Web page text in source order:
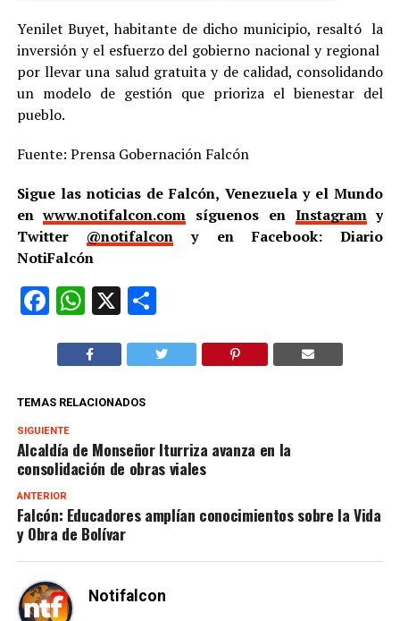
Yenilet Buyet, habitante de dicho municipio, resaltó la
inversión y el esfuerzo del gobierno nacional y regional
por llevar una salud gratuita y de calidad, consolidando
un modelo de gestión que prioriza el bienestar del
pueblo.
Fuente: Prensa Gobernación Falcón
Sigue las noticias de Falcón, Venezuela y el Mundo
enwww.notifalcon.com síguenos en Instagramy
Twitter @notifalcon y en Facebook: Diario
NotiFalcón
Facebook
WhatsApp
X Compartir
TEMAS RELACIONADOS
SIGUIENTE
Alcaldía de Monseñor Iturriza avanza en la
consolidación de obras viales
ANTERIOR
Falcón: Educadores amplían conocimientos sobre la Vida
y Obra de Bolívar
Notifalcon